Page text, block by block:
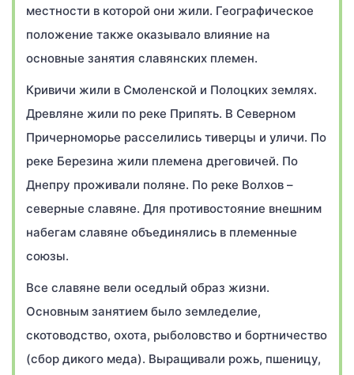
местности в которой они жили. Географическое
положение также оказывало влияние на
основные занятия славянских племен.
Кривичи жили в Смоленской и Полоцких землях.
Древляне жили по реке Припять. В Северном
Причерноморье расселились тиверцы и уличи. По
реке Березина жили племена дреговичей. По
Днепру проживали поляне. По реке Волхов –
северные славяне. Для противостояние внешним
набегам славяне объединялись в племенные
союзы.
Все славяне вели оседлый образ жизни.
Основным занятием было земледелие,
скотоводство, охота, рыболовство и бортничество
(сбор дикого меда). Выращивали рожь, пшеницу,